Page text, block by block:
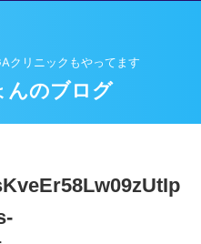
クリニックもやってます
んのブログ